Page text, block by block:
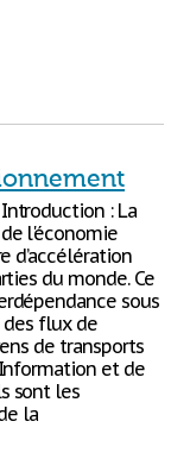
: La
l'économie
d’accélération
du monde. Ce
sous
des flux de
de transports
et de
sont les
la